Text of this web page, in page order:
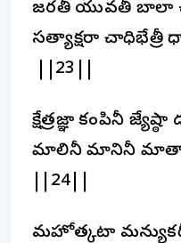
జరతీ యువతీ బాలా
సత్యాక్షరా చాధిభేత్రీ
||23||
క్షేత్రజ్ఞా కంపినీ
మాలినీ మానినీ
||24||
మహోత్కటా